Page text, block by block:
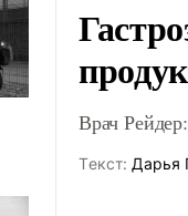
Врач
Tекст: Дарья